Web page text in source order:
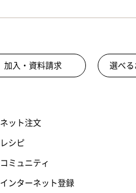
加入・資料請求 選べる
ネット注文
レシピ
コミュニティ
インターネット登録